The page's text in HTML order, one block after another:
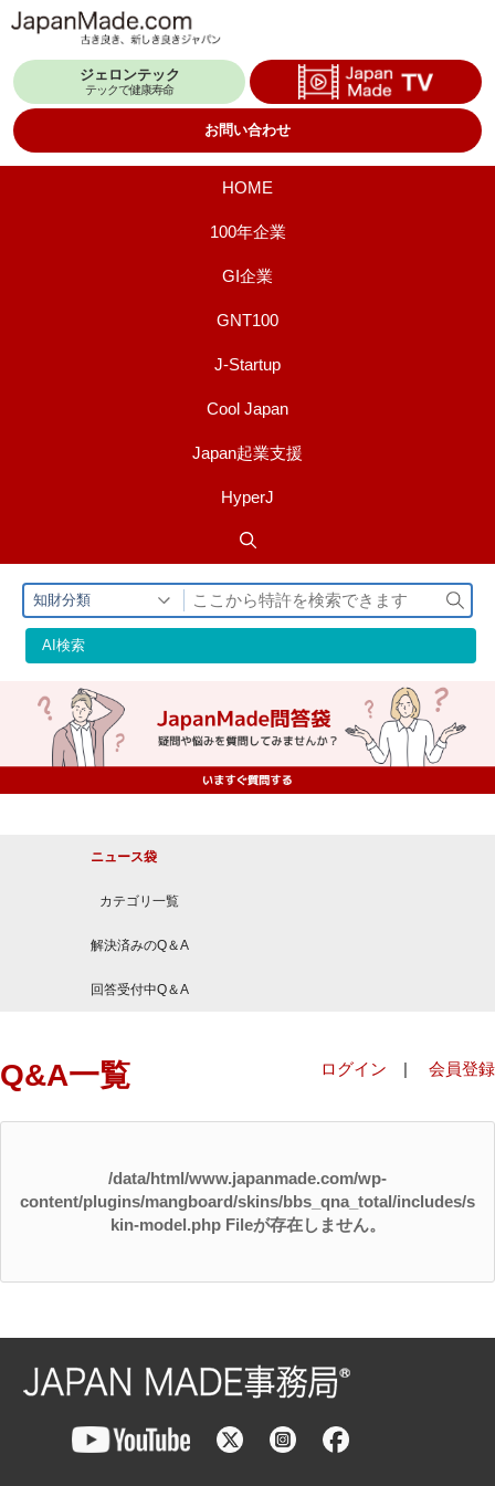
テ
ジェロンテック
テックで健康寿命
お問い合わせ
HOME
100年企業
GI企業
GNT100
J-Startup
Cool Japan
Japan起業支援
HyperJ
知財分類
検
索
AI検索
ニュース袋
カテゴリ一覧
解決済みのQ＆A
回答受付中Q＆A
Q&A一覧 ログイン | 会員登録
/data/html/www.japanmade.com/wp-
content/plugins/mangboard/skins/bbs_qna_total/includes/s
kin-model.php Fileが存在しません。